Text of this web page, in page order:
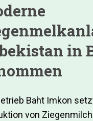
in
Baht Imkon
von